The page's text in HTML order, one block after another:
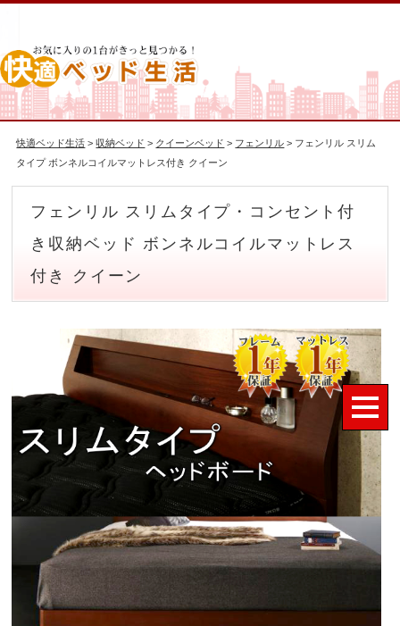
快適ベッド生活 >収納ベッド > クイーンベッド > フェンリル > フェンリル スリム
タイプ ボンネルコイルマットレス付き クイーン
フェンリル スリムタイプ・コンセント付
き収納ベッド ボンネルコイルマットレス
付き クイーン